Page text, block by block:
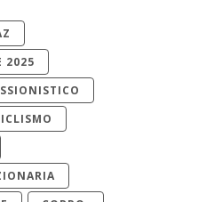
2025